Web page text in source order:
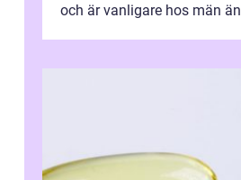
och är vanligare hos män